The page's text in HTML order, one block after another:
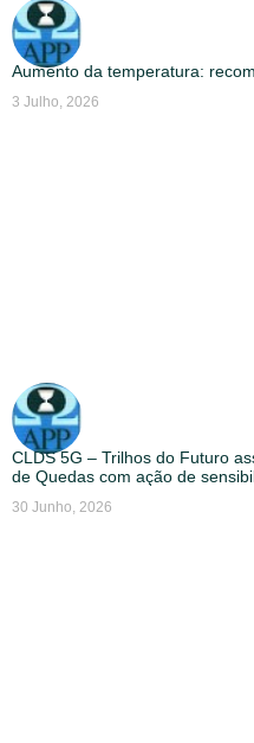
Aumento da temperatura:
3 Julho, 2026
CLDS 5G – Trilhos do Futuro
de Quedas com ação de
30 Junho, 2026